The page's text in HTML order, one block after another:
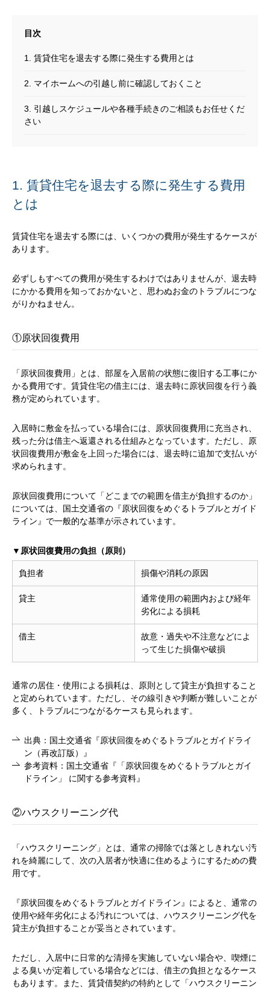
1. 賃貸住宅を退去する際に発生する費用とは
2. マイホームへの引越し前に確認しておくこと
3. 引越しスケジュールや各種手続きのご相談もお任せくだ
さい
1. 賃貸住宅を退去する際に発生する費用
とは
賃貸住宅を退去する際には、いくつかの費用が発生するケースが
あります。
必ずしもすべての費用が発生するわけではありませんが、退去時
にかかる費用を知っておかないと、思わぬお金のトラブルにつな
がりかねません。
①原状回復費用
「原状回復費用」とは、部屋を入居前の状態に復旧する工事にか
かる費用です。賃貸住宅の借主には、退去時に原状回復を行う義
務が定められています。
入居時に敷金を払っている場合には、原状回復費用に充当され、
残った分は借主へ返還される仕組みとなっています。ただし、原
状回復費用が敷金を上回った場合には、退去時に追加で支払いが
求められます。
原状回復費用について「どこまでの範囲を借主が負担するのか」
については、国土交通省の『原状回復をめぐるトラブルとガイド
ライン 』で一般的な基準が示されています。
▼原状回復費用の負担（原則）
負担者 損傷や消耗の原因
貸主
通常使用の範囲内および経年
劣化による損耗
借主
故意・過失や不注意などによ
って生じた損傷や破損
通常の居住・使用による損耗は、原則として貸主が負担すること
と定められています。ただし、その線引きや判断が難しいことが
多く、トラブルにつながるケースも見られます。
出典：国土交通省『原状回復をめぐるトラブルとガイドライ
ン（再改訂版）』
参考資料：国土交通省『「原状回復をめぐるトラブルとガイ
ドライン」 に関する参考資料』
②ハウスクリーニング代
「ハウスクリーニング」とは、通常の掃除では落としきれない汚
れを綺麗にして、次の入居者が快適に住めるようにするための費
用です。
『原状回復をめぐるトラブルとガイドライン 』によると、通常の
使用や経年劣化による汚れについては、ハウスクリーニング代を
貸主が負担することが妥当とされています。
ただし、入居中に日常的な清掃を実施していない場合や、喫煙に
よる臭いが定着している場合などには、借主の負担となるケース
もあります。また、賃貸借契約の特約として「ハウスクリーニン